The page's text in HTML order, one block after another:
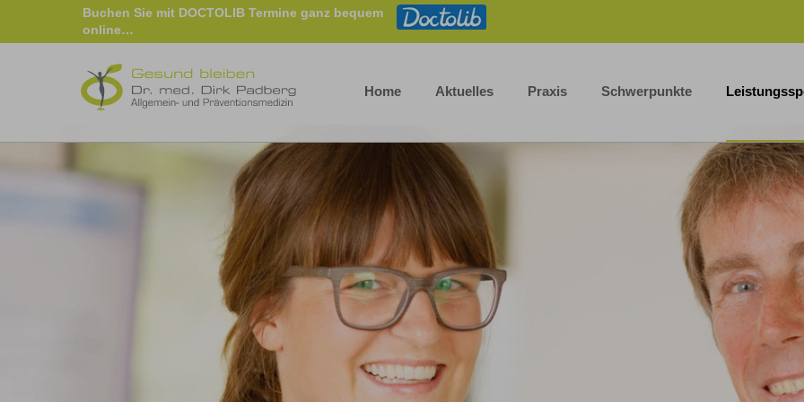
Buchen Sie mit DOCTOLIB Termine ganz bequem
online…
Home Aktuelles Praxis Schwerpunkte